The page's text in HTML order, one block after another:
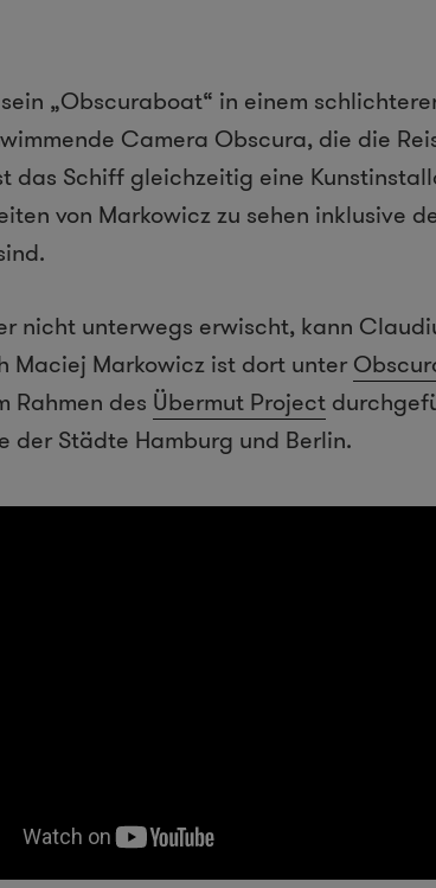
„Obscuraboat“ in einem
Camera Obscura, die die
das Schiff gleichzeitig eine
von Markowicz zu sehen inklusive
nicht unterwegs erwischt, kann
Maciej Markowicz ist dort unter
Rahmen des Übermut Project
der Städte Hamburg und Berlin.